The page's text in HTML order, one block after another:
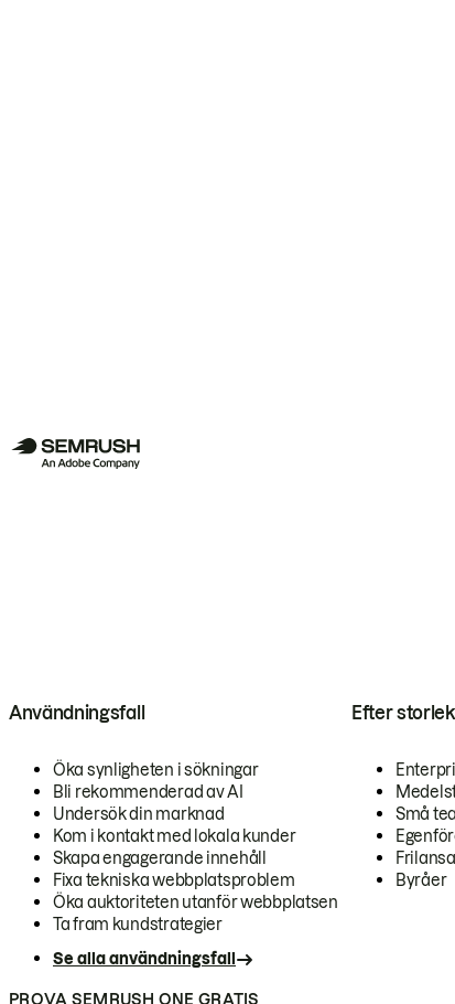
Användningsfall
Öka synligheten i sökningar
Bli rekommenderad av AI
Undersök din marknad
Kom i kontakt med lokala kunder
Skapa engagerande innehåll
Fixa tekniska webbplatsproblem
Öka auktoriteten utanför webbplatsen
Ta fram kundstrategier
Se alla användningsfall
Efter storlek
Små
Byråer
PROVA SEMRUSH ONE GRATIS